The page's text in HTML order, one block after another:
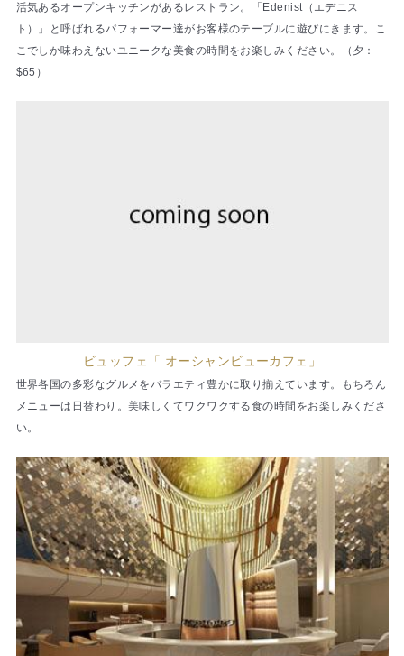
活気あるオープンキッチンがあるレストラン。「Edenist（エデニス
ト）」と呼ばれるパフォーマー達がお客様のテーブルに遊びにきます。こ
こでしか味わえないユニークな美食の時間をお楽しみください。（夕：
$65）
ビュッフェ「 オーシャンビューカフェ」
世界各国の多彩なグルメをバラエティ豊かに取り揃えています。もちろん
メニューは日替わり。美味しくてワクワクする食の時間をお楽しみくださ
い。